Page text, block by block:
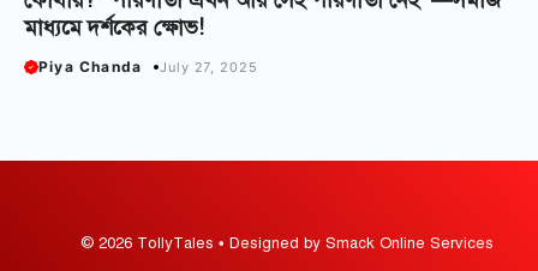
মাধ্যমে দর্শকের ক্ষোভ!
Piya Chanda July 27, 2025
© 2026 TollyTales • Designed by Smack Online Services